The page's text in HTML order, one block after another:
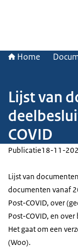
Home
Lijst van
COVID
Publicatie18-11-
Lijst van
documenten vanaf
Post-COVID, over
Post-COVID, en
Het gaat om een
(Woo).